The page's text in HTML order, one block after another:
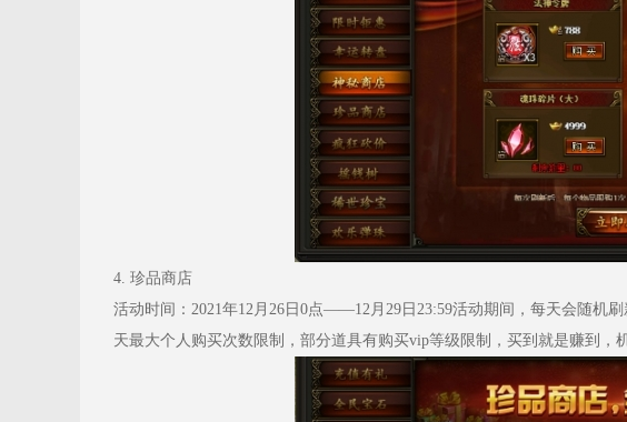
4. 珍品商店
活动时间：2021年12月26日0点——12月29日23:59活动期间，每天会随机
天最大个人购买次数限制，部分道具有购买vip等级限制，买到就是赚到，